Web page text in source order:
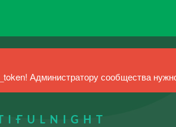
Администратору сообщества
ɪ ғ ᴜ ʟ ɴ ɪ ɢ ʜ ᴛ